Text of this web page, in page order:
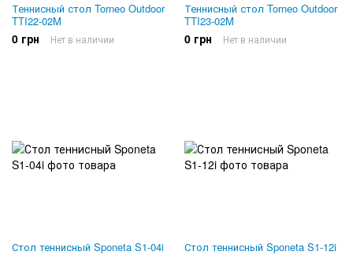
Теннисный стол Torneo Outdoor
TTI22-02M
0 грн Нет в наличии
Теннисный стол Torneo Outdoor
TTI23-02M
0 грн Нет в наличии
Стол теннисный Sponeta S1-04i Стол теннисный Sponeta S1-12i